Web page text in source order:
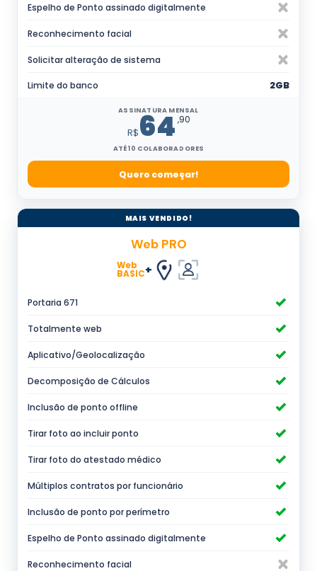
Espelho de Ponto assinado digitalmente
Reconhecimento facial
Solicitar alteração de sistema
Limite do banco 2GB
ASSINATURA MENSAL
R$64 ,90
ATÉ 10 COLABORADORES
Quero começar!
MAIS VENDIDO!
Web PRO
Web
BASIC+
Portaria 671
Totalmente web
Aplicativo/Geolocalização
Decomposição de Cálculos
Inclusão de ponto offline
Tirar foto ao incluir ponto
Tirar foto do atestado médico
Múltiplos contratos por funcionário
Inclusão de ponto por perímetro
Espelho de Ponto assinado digitalmente
Reconhecimento facial